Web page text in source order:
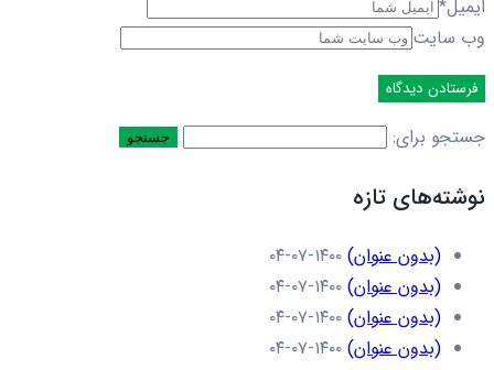
ایمیل*
وب سایت
جستجو برای:
نوشته‌های تازه
(بدون عنوان) ۱۴۰۰-۰۷-۰۴
(بدون عنوان) ۱۴۰۰-۰۷-۰۴
(بدون عنوان) ۱۴۰۰-۰۷-۰۴
(بدون عنوان) ۱۴۰۰-۰۷-۰۴